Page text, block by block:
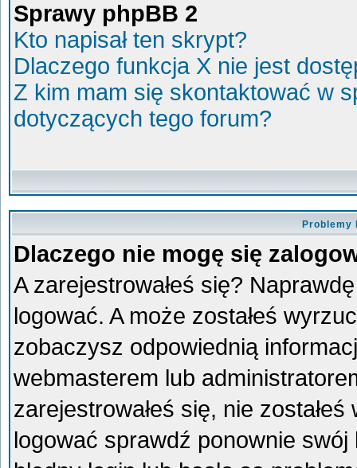
Sprawy phpBB 2
Kto napisał ten skrypt?
Dlaczego funkcja X nie jest
Z kim mam się skontaktować w
dotyczących tego forum?
Problemy
Dlaczego nie mogę się
A zarejestrowałeś się?
logować. A może zostałeś
zobaczysz odpowiednią
webmasterem lub
zarejestrowałeś się, nie
logować sprawdź ponownie swój